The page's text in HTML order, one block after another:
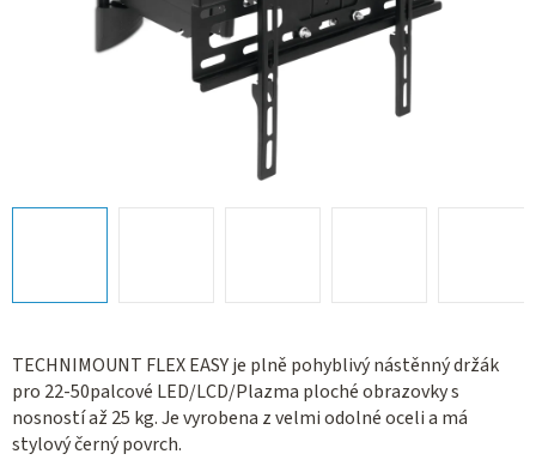
TECHNIMOUNT FLEX EASY je plně pohyblivý nástěnný držák
pro 22-50palcové LED/LCD/Plazma ploché obrazovky s
nosností až 25 kg. Je vyrobena z velmi odolné oceli a má
stylový černý povrch.